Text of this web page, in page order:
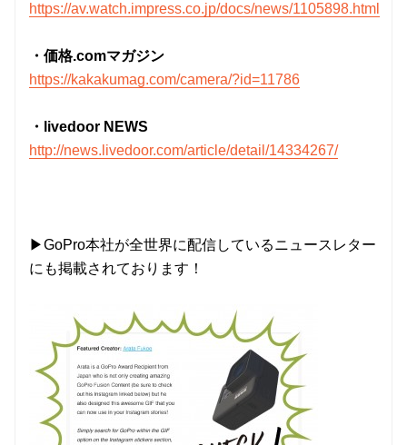
https://av.watch.impress.co.jp/docs/news/1105898.html
・価格.comマガジン
https://kakakumag.com/camera/?id=11786
・livedoor NEWS
http://news.livedoor.com/article/detail/14334267/
▶GoPro本社が全世界に配信しているニュースレター
にも掲載されております！